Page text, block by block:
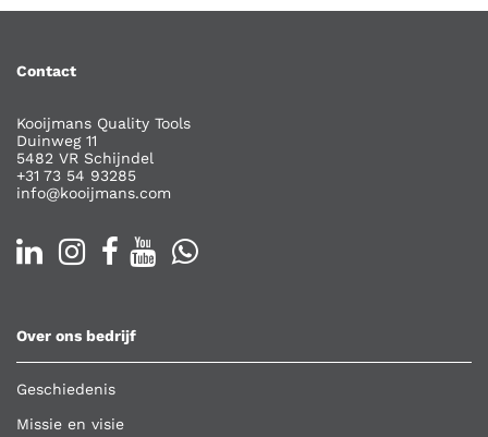
Contact
Kooijmans Quality Tools
Duinweg 11
5482 VR Schijndel
+31 73 54 93285
info@kooijmans.com
Over ons bedrijf
Geschiedenis
Missie en visie